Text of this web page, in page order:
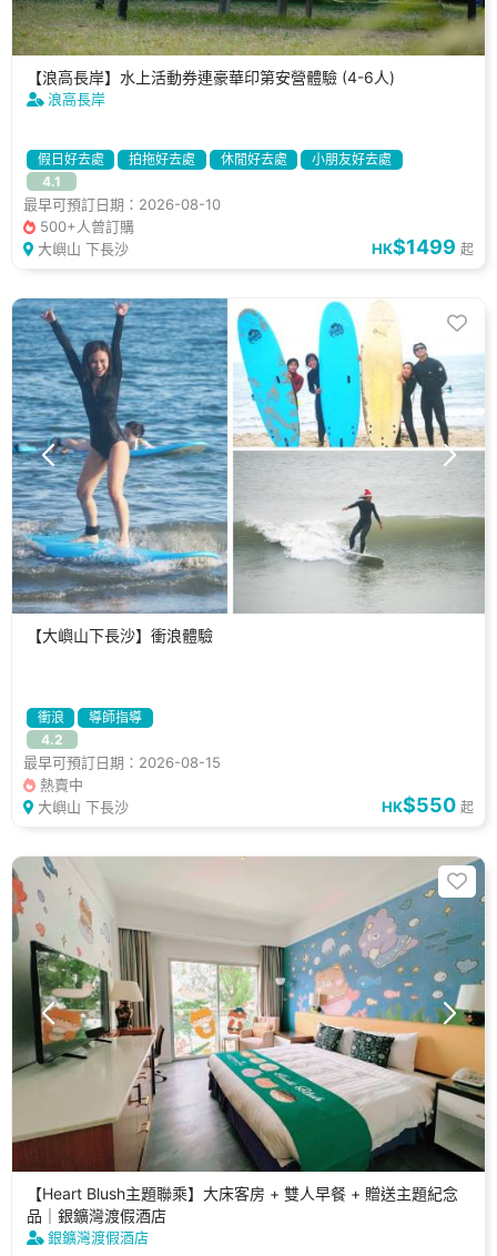
【浪高長岸】水上活動券連豪華印第安營體驗 (4-6人)
浪高長岸
假日好去處 拍拖好去處 休閒好去處
小朋友好去處
可帶寵物
4.1
最早可預訂日期：2026-08-10
500+人曾訂購
大嶼山 下長沙
HK$1499 起
【大嶼山下長沙】衝浪體驗
衝浪
導師指導
4.2
最早可預訂日期：2026-08-15
熱賣中
大嶼山 下長沙
HK$550 起
【Heart Blush主題聯乘】大床客房 + 雙人早餐 + 贈送主題紀念
品｜銀鑛灣渡假酒店
銀鑛灣渡假酒店